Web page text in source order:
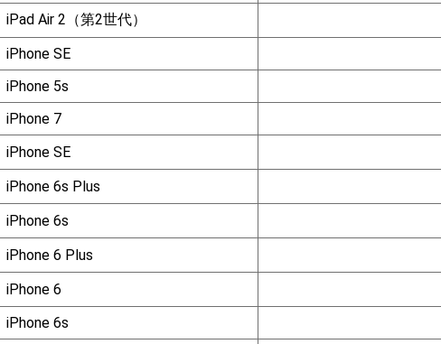
iPad Air 2（第2世代）
iPhone SE
iPhone 5s
iPhone 7
iPhone SE
iPhone 6s Plus
iPhone 6s
iPhone 6 Plus
iPhone 6
iPhone 6s